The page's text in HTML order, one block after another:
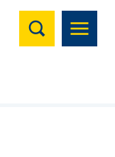
Suchen